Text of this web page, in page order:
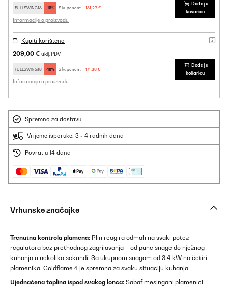
FULLSWING18 -18% S kuponom: 181,22 €
Informacije o proizvodu
Dodaj u
košaricu
Kupiti korišteno
209,00 € uklj. PDV
FULLSWING18 -18% S kuponom: 171,38 €
Informacije o proizvodu
Dodaj u
košaricu
Spremno za dostavu
Vrijeme isporuke: 3 - 4 radnih dana
Povrat u 14 dana
Vrhunske značajke
Trenutna kontrola plamena: Plin reagira odmah na svaki potez
regulatora bez prethodnog zagrijavanja – od pune snage do nježnog
kuhanja u nekoliko sekundi. Sa ukupnom snagom od 3,4 kW na četiri
plamenika, Goldflame 4 je spremna za svaku situaciju kuhanja.
Ujednačena toplina ispod svakog lonca: Sabaf mesingani plamenici